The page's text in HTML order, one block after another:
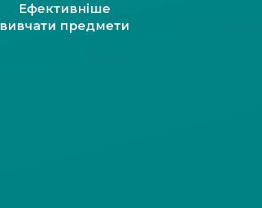
Ефективніше
вивчати предмети